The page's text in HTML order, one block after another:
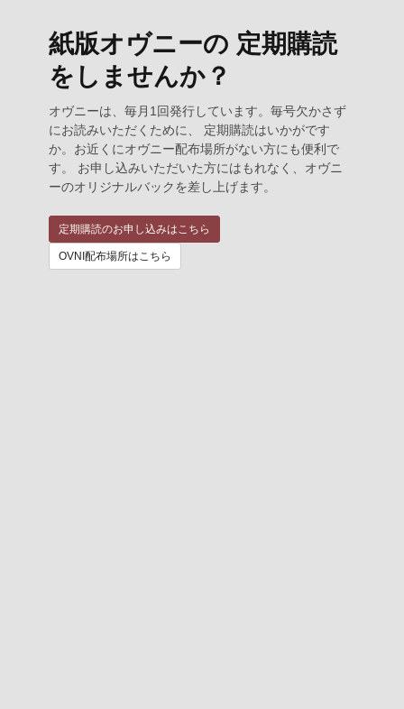
紙版オヴニーの 定期購読
をしませんか？
オヴニーは、毎月1回発行しています。毎号欠かさず
にお読みいただくために、 定期購読はいかがです
か。お近くにオヴニー配布場所がない方にも便利で
す。 お申し込みいただいた方にはもれなく、オヴニ
ーのオリジナルバックを差し上げます。
定期購読のお申し込みはこちら
OVNI配布場所はこちら